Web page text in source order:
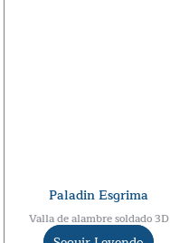
Paladin Esgrima
Valla de alambre soldado 3D